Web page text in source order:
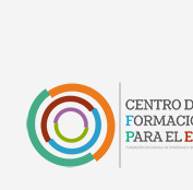
Negociación
1.5.1. Intentar evitar
1.5.2. Estar
1.5.3. Que la otra